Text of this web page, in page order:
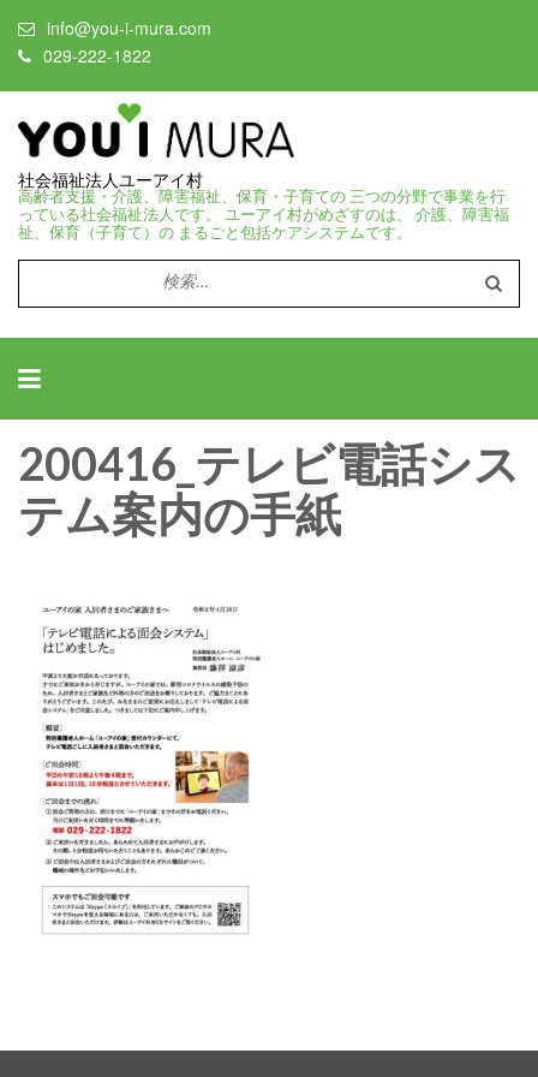
info@you-i-mura.com
029-222-1822
社会福祉法人ユーアイ村
高齢者支援・介護、障害福祉、保育・子育ての 三つの分野で事業を行
っている社会福祉法人です。 ユーアイ村がめざすのは、 介護、障害福
祉、保育（子育て）の まるごと包括ケアシステムです。
検
索:
200416_テレビ電話シス
テム案内の手紙